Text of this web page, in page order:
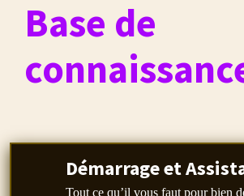
Base de
Démarrage et
Tout ce qu’il vous faut pour bien